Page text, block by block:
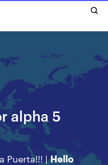
alpha 5
Puerta!!! |Hello